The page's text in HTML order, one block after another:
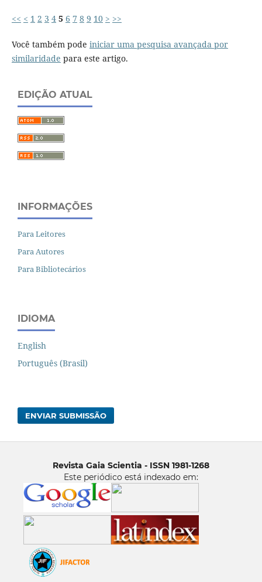
<< < 1 2 3 4 5 6 7 8 9 10 > >>
Você também pode iniciar uma pesquisa avançada por
similaridade para este artigo.
EDIÇÃO ATUAL
INFORMAÇÕES
Para Leitores
Para Autores
Para Bibliotecários
IDIOMA
English
Português (Brasil)
ENVIAR SUBMISSÃO
Revista Gaia Scientia - ISSN 1981-1268
Este periódico está indexado em: